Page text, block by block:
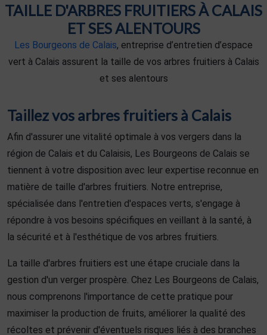
TAILLE D'ARBRES FRUITIERS À CALAIS
ET SES ALENTOURS
Les Bourgeons de Calais, entreprise d’entretien d’espace
vert à Calais assurent la taille de vos arbres fruitiers à Calais
et ses alentours
Taillez vos arbres fruitiers à Calais
Afin d'assurer une vitalité optimale à vos vergers dans la
région de Calais et du Calaisis, Les Bourgeons de Calais se
tiennent à votre disposition avec leur expertise reconnue en
matière de taille d'arbres fruitiers. Notre entreprise,
spécialisée dans l'entretien d'espaces verts, s'engage à
répondre à vos besoins spécifiques en veillant à la santé, à
la sécurité et à l'esthétique de vos arbres fruitiers.
La taille d'arbres fruitiers est une étape cruciale dans la
gestion d'un verger prospère. Chez Les Bourgeons de Calais,
nous comprenons l'importance de cette pratique pour
maximiser la production de fruits, améliorer la qualité des
récoltes et prévenir d'éventuels risques liés à des branches